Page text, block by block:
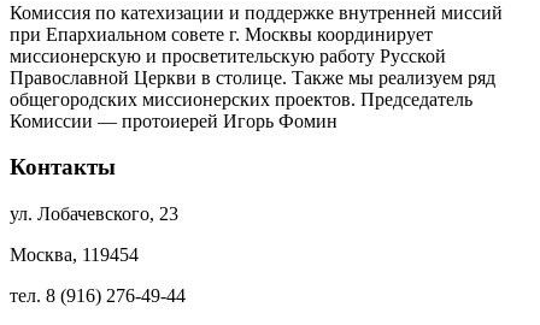
Комиссия по катехизации и поддержке внутренней миссий
при Епархиальном совете г. Москвы координирует
миссионерскую и просветительскую работу Русской
Православной Церкви в столице. Также мы реализуем ряд
общегородских миссионерских проектов. Председатель
Комиссии — протоиерей Игорь Фомин
Контакты
ул. Лобачевского, 23
Москва, 119454
тел. 8 (916) 276-49-44